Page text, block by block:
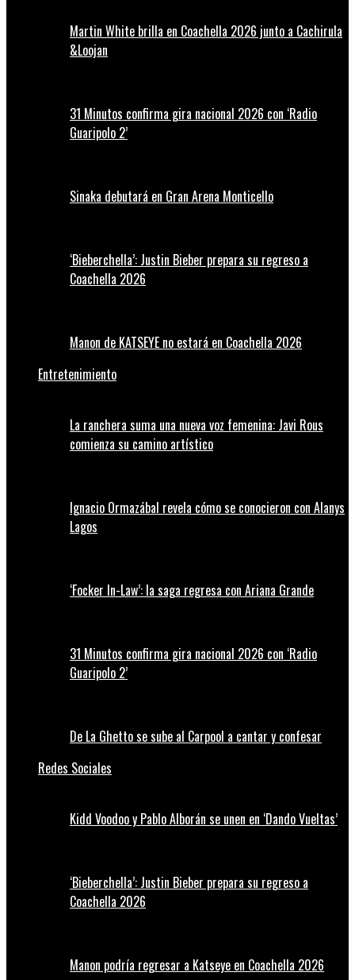
Martin White brilla en Coachella 2026 junto a Cachirula
&Loojan
31 Minutos confirma gira nacional 2026 con ‘Radio
Guaripolo 2’
Sinaka debutará en Gran Arena Monticello
‘Bieberchella’: Justin Bieber prepara su regreso a
Coachella 2026
Manon de KATSEYE no estará en Coachella 2026
Entretenimiento
La ranchera suma una nueva voz femenina: Javi Rous
comienza su camino artístico
Ignacio Ormazábal revela cómo se conocieron con Alanys
Lagos
‘Focker In-Law’: la saga regresa con Ariana Grande
31 Minutos confirma gira nacional 2026 con ‘Radio
Guaripolo 2’
De La Ghetto se sube al Carpool a cantar y confesar
Redes Sociales
Kidd Voodoo y Pablo Alborán se unen en ‘Dando Vueltas’
‘Bieberchella’: Justin Bieber prepara su regreso a
Coachella 2026
Manon podría regresar a Katseye en Coachella 2026